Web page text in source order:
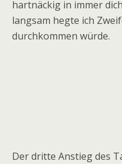
hartnäckig in immer
langsam hegte ich
durchkommen würde.
Der dritte Anstieg des